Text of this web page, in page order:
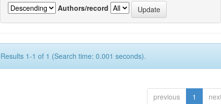
Authors/record
Results 1-1 of 1 (Search time: 0.001 seconds).
previous 1